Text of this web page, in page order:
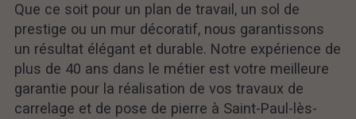
Que ce soit pour un plan de travail, un sol de
prestige ou un mur décoratif, nous garantissons
un résultat élégant et durable. Notre expérience de
plus de 40 ans dans le métier est votre meilleure
garantie pour la réalisation de vos travaux de
carrelage et de pose de pierre à Saint-Paul-lès-